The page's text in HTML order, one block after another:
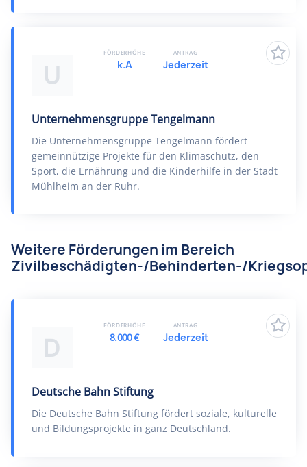
U
Unternehmensgruppe Tengelmann
Die Unternehmensgruppe Tengelmann fördert
gemeinnützige Projekte für den Klimaschutz, den
Sport, die Ernährung und die Kinderhilfe in der Stadt
Mühlheim an der Ruhr.
FÖRDERHÖHE
k.A
ANTRAG
Jederzeit
Weitere Förderungen im Bereich
Zivilbeschädigten-/Behinderten-/
D
Deutsche Bahn Stiftung
Die Deutsche Bahn Stiftung fördert soziale, kulturelle
und Bildungsprojekte in ganz Deutschland.
FÖRDERHÖHE
8.000 €
ANTRAG
Jederzeit